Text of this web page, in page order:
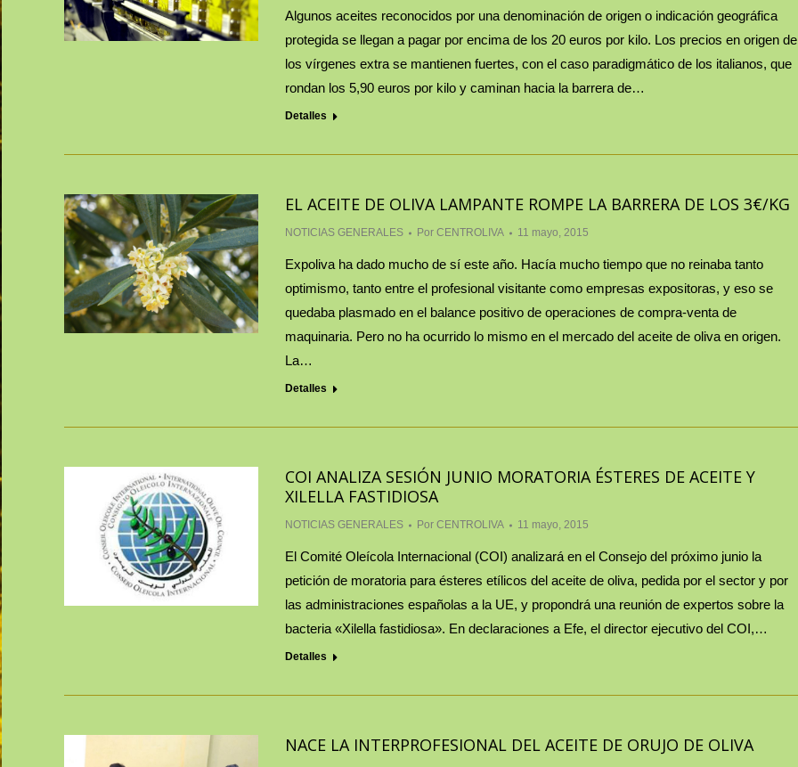
Algunos aceites reconocidos por una denominación de origen o indicación geográfica
protegida se llegan a pagar por encima de los 20 euros por kilo. Los precios en origen de
los vírgenes extra se mantienen fuertes, con el caso paradigmático de los italianos, que
rondan los 5,90 euros por kilo y caminan hacia la barrera de…
Detalles
EL ACEITE DE OLIVA LAMPANTE ROMPE LA BARRERA DE LOS 3€/KG
NOTICIAS GENERALES Por CENTROLIVA 11 mayo, 2015
Expoliva ha dado mucho de sí este año. Hacía mucho tiempo que no reinaba tanto
optimismo, tanto entre el profesional visitante como empresas expositoras, y eso se
quedaba plasmado en el balance positivo de operaciones de compra-venta de
maquinaria. Pero no ha ocurrido lo mismo en el mercado del aceite de oliva en origen.
La…
Detalles
COI ANALIZA SESIÓN JUNIO MORATORIA ÉSTERES DE ACEITE Y
XILELLA FASTIDIOSA
NOTICIAS GENERALES Por CENTROLIVA 11 mayo, 2015
El Comité Oleícola Internacional (COI) analizará en el Consejo del próximo junio la
petición de moratoria para ésteres etílicos del aceite de oliva, pedida por el sector y por
las administraciones españolas a la UE, y propondrá una reunión de expertos sobre la
bacteria «Xilella fastidiosa». En declaraciones a Efe, el director ejecutivo del COI,…
Detalles
NACE LA INTERPROFESIONAL DEL ACEITE DE ORUJO DE OLIVA